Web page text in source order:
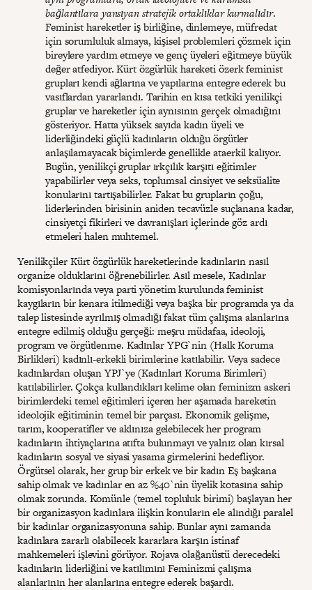
bağlantılara yansıyan stratejik ortaklıklar kurmalıdır.
Feminist hareketler iş birliğine, dinlemeye, müfredat
için sorumluluk almaya, kişisel problemleri çözmek için
bireylere yardım etmeye ve genç üyeleri eğitmeye büyük
değer atfediyor. Kürt özgürlük hareketi özerk feminist
grupları kendi ağlarına ve yapılarına entegre ederek bu
vasıflardan yararlandı. Tarihin en kısa tetkiki yenilikçi
gruplar ve hareketler için aynısının gerçek olmadığını
gösteriyor. Hatta yüksek sayıda kadın üyeli ve
liderliğindeki güçlü kadınların olduğu örgütler
anlaşılamayacak biçimlerde genellikle ataerkil kalıyor.
Bugün, yenilikçi gruplar ırkçılık karşıtı eğitimler
yapabilirler veya seks, toplumsal cinsiyet ve seksüalite
konularını tartışabilirler. Fakat bu grupların çoğu,
liderlerinden birisinin aniden tecavüzle suçlanana kadar,
cinsiyetçi fikirleri ve davranışları içlerinde göz ardı
etmeleri halen muhtemel.
Yenilikçiler Kürt özgürlük hareketlerinde kadınların nasıl
organize olduklarını öğrenebilirler. Asıl mesele, Kadınlar
komisyonlarında veya parti yönetim kurulunda feminist
kaygıların bir kenara itilmediği veya başka bir programda ya da
talep listesinde ayrılmış olmadığı fakat tüm çalışma alanlarına
entegre edilmiş olduğu gerçeği: meşru müdafaa, ideoloji,
program ve örgütlenme. Kadınlar YPG`nin (Halk Koruma
Birlikleri) kadınlı-erkekli birimlerine katılabilir. Veya sadece
kadınlardan oluşan YPJ`ye (Kadınları Koruma Birimleri)
katılabilirler. Çokça kullandıkları kelime olan feminizm askeri
birimlerdeki temel eğitimleri içeren her aşamada hareketin
ideolojik eğitiminin temel bir parçası. Ekonomik gelişme,
tarım, kooperatifler ve aklınıza gelebilecek her program
kadınların ihtiyaçlarına atıfta bulunmayı ve yalnız olan kırsal
kadınların sosyal ve siyasi yasama girmelerini hedefliyor.
Örgütsel olarak, her grup bir erkek ve bir kadın Eş başkana
sahip olmak ve kadınlar en az %40`nin üyelik kotasına sahip
olmak zorunda. Komünle (temel topluluk birimi) başlayan her
bir organizasyon kadınlara ilişkin konuların ele alındığı paralel
bir kadınlar organizasyonuna sahip. Bunlar aynı zamanda
kadınlara zararlı olabilecek kararlara karşın istinaf
mahkemeleri işlevini görüyor. Rojava olağanüstü derecedeki
kadınların liderliğini ve katılımını Feminizmi çalışma
alanlarının her alanlarına entegre ederek başardı.